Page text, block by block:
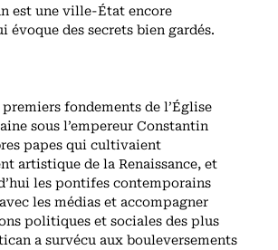
est une ville-État encore
évoque des secrets bien gardés.
fondements de l’Église
sous l’empereur Constantin
papes qui cultivaient
artistique de la Renaissance, et
les pontifes contemporains
les médias et accompagner
politiques et sociales des plus
a survécu aux bouleversements